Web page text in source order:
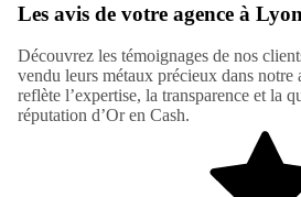
Les avis de votre agence à Lyon
Découvrez les témoignages de nos
vendu leurs métaux précieux dans notre
reflète l’expertise, la transparence et la
réputation d’Or en Cash.